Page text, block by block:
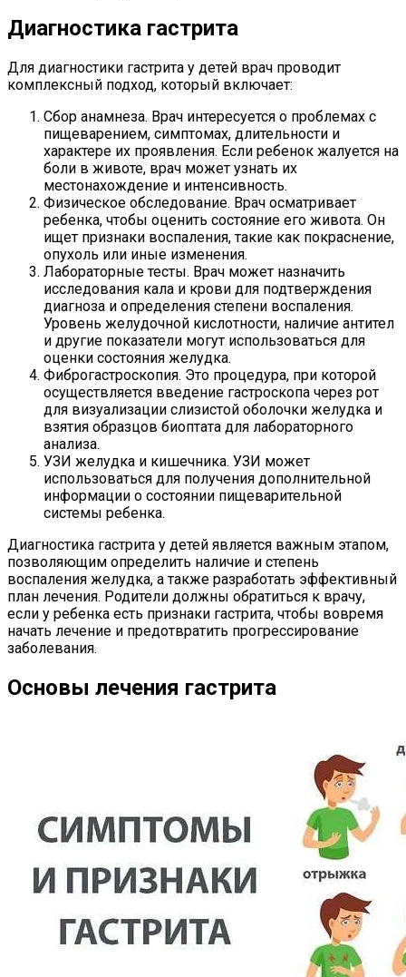
Диагностика гастрита
Для диагностики гастрита у детей врач проводит
комплексный подход, который включает:
Сбор анамнеза. Врач интересуется о проблемах с
пищеварением, симптомах, длительности и
характере их проявления. Если ребенок жалуется на
боли в животе, врач может узнать их
местонахождение и интенсивность.
Физическое обследование. Врач осматривает
ребенка, чтобы оценить состояние его живота. Он
ищет признаки воспаления, такие как покраснение,
опухоль или иные изменения.
Лабораторные тесты. Врач может назначить
исследования кала и крови для подтверждения
диагноза и определения степени воспаления.
Уровень желудочной кислотности, наличие антител
и другие показатели могут использоваться для
оценки состояния желудка.
Фиброгастроскопия. Это процедура, при которой
осуществляется введение гастроскопа через рот
для визуализации слизистой оболочки желудка и
взятия образцов биоптата для лабораторного
анализа.
УЗИ желудка и кишечника. УЗИ может
использоваться для получения дополнительной
информации о состоянии пищеварительной
системы ребенка.
Диагностика гастрита у детей является важным этапом,
позволяющим определить наличие и степень
воспаления желудка, а также разработать эффективный
план лечения. Родители должны обратиться к врачу,
если у ребенка есть признаки гастрита, чтобы вовремя
начать лечение и предотвратить прогрессирование
заболевания.
Основы лечения гастрита